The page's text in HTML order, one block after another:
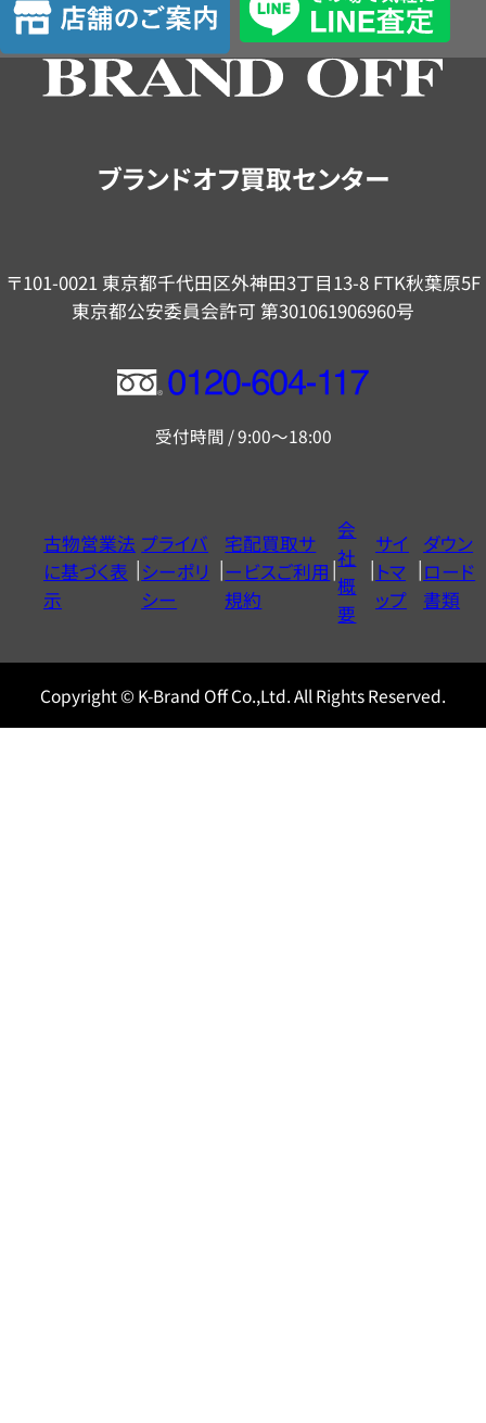
定
舗
の
ブランドオフ買取センター
〒101-0021 東京都千代田区外神田3丁目13-8 FTK秋葉原5F
東京都公安委員会許可 第301061906960号
フ
ー
ヤ
ル
0120604117
受付時間 / 9:00～18:00
古物営業法
に基づく表
示
プライバ
シーポリ
シー
宅配買取サ
ービスご利用
規約
会
社
概
要
サイ
トマ
ップ
ダウン
ロード
書類
Copyright © K-Brand Off Co.,Ltd. All Rights Reserved.